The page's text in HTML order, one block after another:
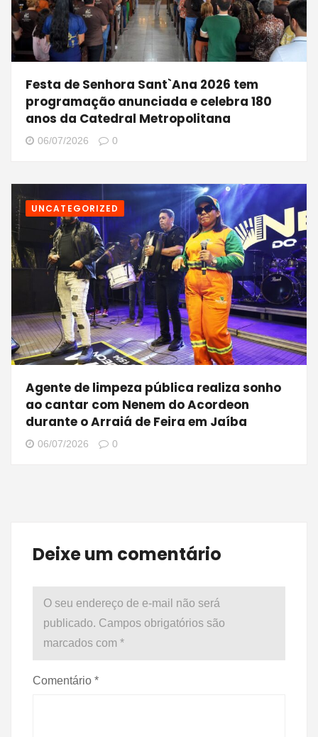
Festa de Senhora Sant`Ana 2026 tem
programação anunciada e celebra 180
anos da Catedral Metropolitana
06/07/2026 0
UNCATEGORIZED
Agente de limpeza pública realiza sonho
ao cantar com Nenem do Acordeon
durante o Arraiá de Feira em Jaíba
06/07/2026 0
Deixe um comentário
O seu endereço de e-mail não será
publicado. Campos obrigatórios são
marcados com *
Comentário *